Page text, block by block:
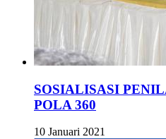
SOSIALISASI
POLA 360
10 Januari 2021